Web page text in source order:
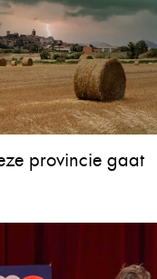
provincie gaat